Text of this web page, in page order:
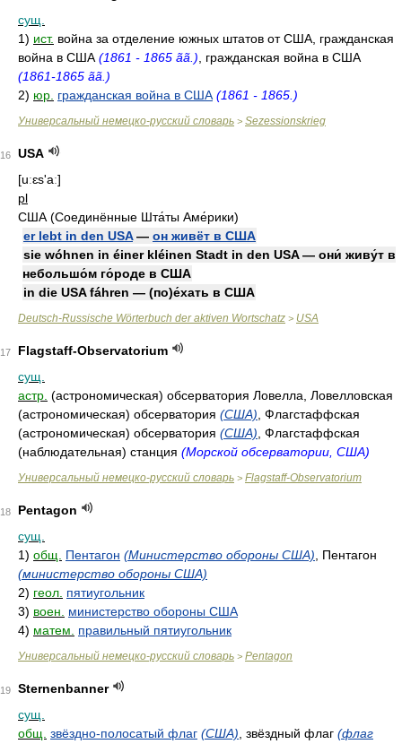
сущ.
1) ист. война за отделение южных штатов от США, гражданская
война в США (1861 - 1865 ãã.) , гражданская война в США
(1861-1865 ãã.)
2) юр. гражданская война в США (1861 - 1865.)
Универсальный немецко-русский словарь > Sezessionskrieg
16
USA
[uːɛs'aː]
pl
США (Соединённые Шта́ты Аме́рики)
er lebt in den USA— он живёт в США
sie wóhnen in éiner kléinen Stadt in den USA — они́ живу́т в
небольшо́м го́роде в США
in die USA fáhren — (по)е́хать в США
Deutsch-Russische Wörterbuch der aktiven Wortschatz > USA
17
Flagstaff-Observatorium
сущ.
астр. (астрономическая) обсерватория Ловелла, Ловелловская
(астрономическая) обсерватория (США) , Флагстаффская
(астрономическая) обсерватория (США) , Флагстаффская
(наблюдательная) станция (Морской обсерватории, США)
Универсальный немецко-русский словарь > Flagstaff-Observatorium
18
Pentagon
сущ.
1) общ. Пентагон (Министерство обороны США) , Пентагон
(министерство обороны США)
2) геол. пятиугольник
3) воен.
министерство обороны США
4) матем. правильный пятиугольник
Универсальный немецко-русский словарь > Pentagon
19
Sternenbanner
сущ.
общ. звёздно-полосатый флаг (США) , звёздный флаг (флаг